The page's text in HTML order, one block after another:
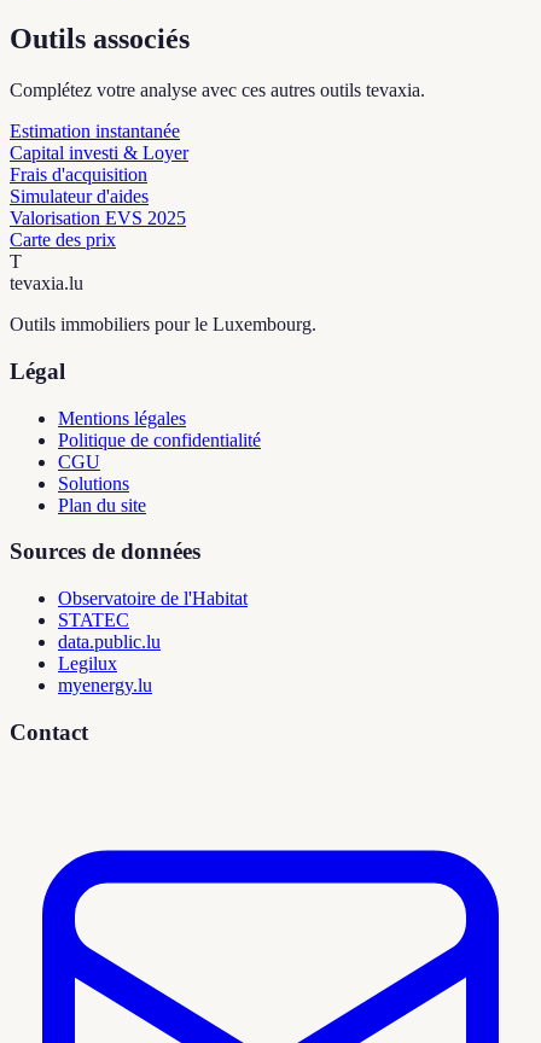
Outils associés
Complétez votre analyse avec ces autres outils tevaxia.
Estimation instantanée
Capital investi & Loyer
Frais d'acquisition
Simulateur d'aides
Valorisation EVS 2025
Carte des prix
T
tevaxia.lu
Outils immobiliers pour le Luxembourg.
Légal
Mentions légales
Politique de confidentialité
CGU
Solutions
Plan du site
Sources de données
Observatoire de l'Habitat
STATEC
data.public.lu
Legilux
myenergy.lu
Contact